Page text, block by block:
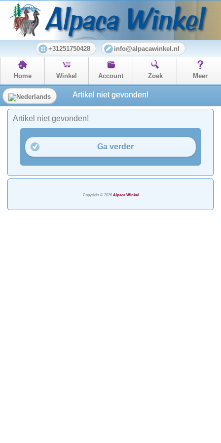
+31251750428 info@alpacawinkel.nl
Home Winkel Account Zoek Meer
Artikel niet gevonden!
Artikel niet gevonden!
Ga verder
Copyright © 2026 Alpaca Winkel